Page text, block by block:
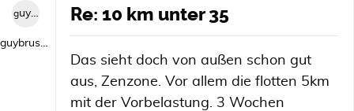
guybrush1992
guybrush1992
Re: 10 km unter 35
Das sieht doch von außen schon gut
aus, Zenzone. Vor allem die flotten 5km
mit der Vorbelastung. 3 Wochen